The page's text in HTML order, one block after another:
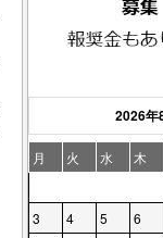
2026年
月 火 水 木
3
4 5 6